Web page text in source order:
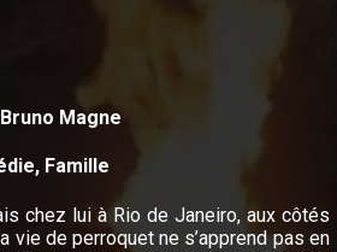
Magne
Famille
chez lui à Rio de Janeiro, aux côtés
de perroquet ne s’apprend pas en